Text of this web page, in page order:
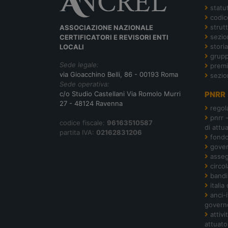
ASSOCIAZIONE NAZIONALE
CERTIFICATORI E REVISORI ENTI
LOCALI
Sede legale:
via Gioacchino Belli, 86 - 00193 Roma
Sede operativa:
c/o Studio Castellani Via Romolo Murri
27 - 48124 Ravenna
codice fiscale: 96163510587
partita IVA: 02162831206
storia
PNRR
pnrr
di
bandi
italia